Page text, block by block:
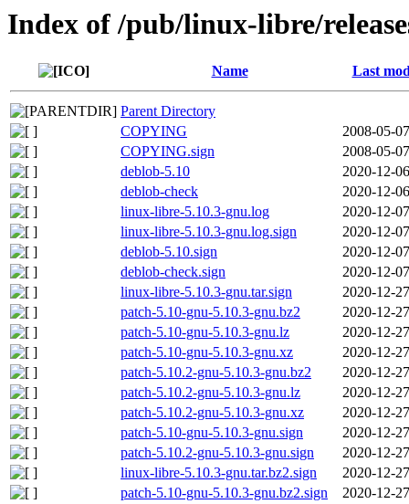
Index of /pub/linux-libre/
Name Last
Parent Directory
COPYING
2008-05-
COPYING.sign
2008-05-
deblob-5.10
2020-12-
deblob-check
2020-12-
linux-libre-5.10.3-gnu.log
2020-12-
linux-libre-5.10.3-gnu.log.sign
2020-12-
deblob-5.10.sign
2020-12-
deblob-check.sign
2020-12-
linux-libre-5.10.3-gnu.tar.sign
2020-12-
patch-5.10-gnu-5.10.3-gnu.bz2
2020-12-
patch-5.10-gnu-5.10.3-gnu.lz
2020-12-
patch-5.10-gnu-5.10.3-gnu.xz
2020-12-
patch-5.10.2-gnu-5.10.3-gnu.bz2
2020-12-
patch-5.10.2-gnu-5.10.3-gnu.lz
2020-12-
patch-5.10.2-gnu-5.10.3-gnu.xz
2020-12-
patch-5.10-gnu-5.10.3-gnu.sign
2020-12-
patch-5.10.2-gnu-5.10.3-gnu.sign
2020-12-
linux-libre-5.10.3-gnu.tar.bz2.sign
2020-12-
patch-5.10-gnu-5.10.3-gnu.bz2.sign
2020-12-